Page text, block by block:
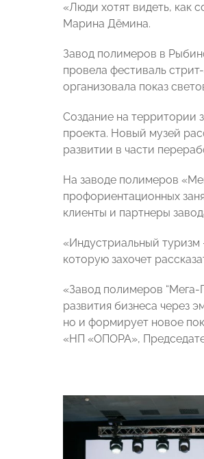
«Люди хотят видеть, как
Марина Дёмина.
Завод полимеров в
провела фестиваль
организовала показ
Создание на территории
проекта. Новый музей
развитии в части
На заводе полимеров
профориентационных
клиенты и партнеры
«Индустриальный
которую захочет
«Завод полимеров “Мега-
развития бизнеса через
но и формирует новое
«НП «ОПОРА»,